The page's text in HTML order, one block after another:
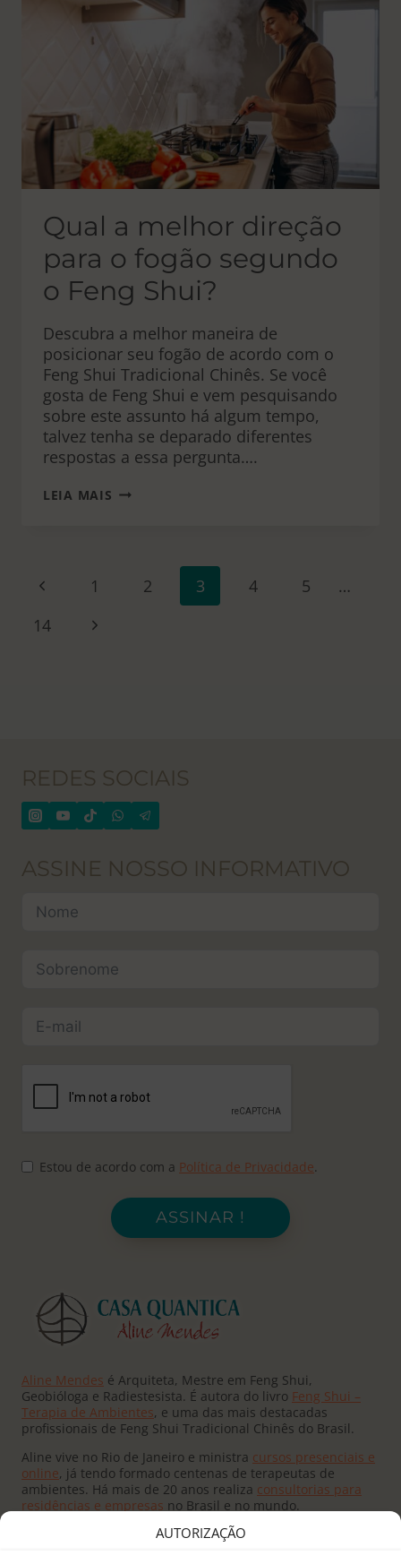
AUTORIZAÇÃO
Qual a melhor direção
para o fogão segundo
o Feng Shui?
Descubra a melhor maneira de
posicionar seu fogão de acordo com o
Feng Shui Tradicional Chinês. Se você
gosta de Feng Shui e vem pesquisando
sobre este assunto há algum tempo,
talvez tenha se deparado diferentes
respostas a essa pergunta….
LEIA MAIS QUAL
FOGÃO
NAVEGAÇÃO
PÁGINA
Página
Anterior
1 2 3 4 5
…
14
Página
REDES SOCIAIS
ASSINE NOSSO INFORMATIVO
Estou de acordo com a Política de Privacidade.
ASSINAR !
Aline Mendes é Arquiteta, Mestre em Feng Shui,
Geobióloga e Radiestesista. É autora do livro Feng Shui –
Terapia de Ambientes, e uma das mais destacadas
profissionais de Feng Shui Tradicional Chinês do Brasil.
Aline vive no Rio de Janeiro e ministra cursos presenciais e
online, já tendo formado centenas de terapeutas de
ambientes. Há mais de 20 anos realiza consultorias para
residências e empresas no Brasil e no mundo.